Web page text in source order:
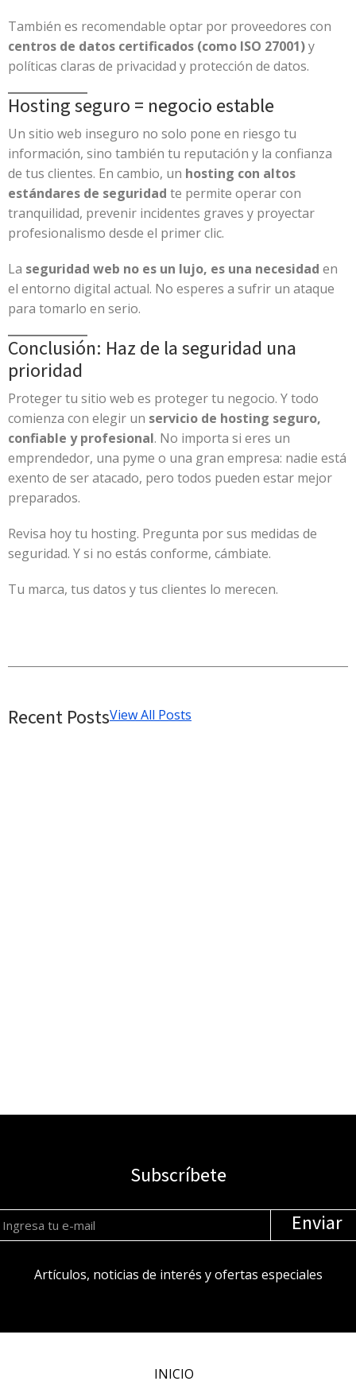
También es recomendable optar por proveedores con
centros de datos certificados (como ISO 27001)y
políticas claras de privacidad y protección de datos.
Hosting seguro = negocio estable
Un sitio web inseguro no solo pone en riesgo tu
información, sino también tu reputación y la confianza
de tus clientes. En cambio, un hosting con altos
estándares de seguridad te permite operar con
tranquilidad, prevenir incidentes graves y proyectar
profesionalismo desde el primer clic.
La seguridad web no es un lujo, es una necesidad en
el entorno digital actual. No esperes a sufrir un ataque
para tomarlo en serio.
Conclusión: Haz de la seguridad una
prioridad
Proteger tu sitio web es proteger tu negocio. Y todo
comienza con elegir un servicio de hosting seguro,
confiable y profesional. No importa si eres un
emprendedor, una pyme o una gran empresa: nadie está
exento de ser atacado, pero todos pueden estar mejor
preparados.
Revisa hoy tu hosting. Pregunta por sus medidas de
seguridad. Y si no estás conforme, cámbiate.
Tu marca, tus datos y tus clientes lo merecen.
Recent PostsView All Posts
Subscríbete
Enviar
Artículos, noticias de interés y ofertas especiales
INICIO